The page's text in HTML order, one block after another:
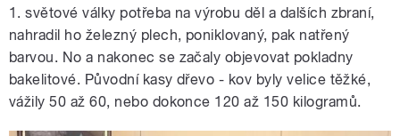
1. světové války potřeba na výrobu děl a dalších zbraní,
nahradil ho železný plech, poniklovaný, pak natřený
barvou. No a nakonec se začaly objevovat pokladny
bakelitové. Původní kasy dřevo - kov byly velice těžké,
vážily 50 až 60, nebo dokonce 120 až 150 kilogramů.